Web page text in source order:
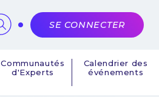
Communautés
d'Experts
Calendrier des
événements
SE CONNECTER